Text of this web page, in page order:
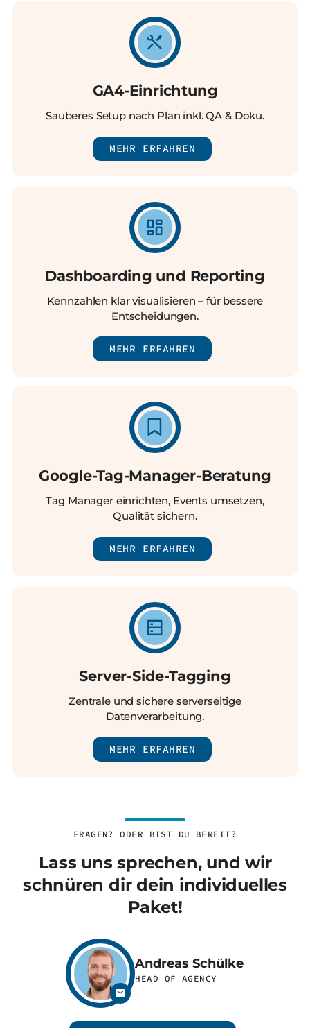
GA4-Einrichtung
Sauberes Setup nach Plan inkl. QA & Doku.
MEHR ERFAHREN
Dashboarding und Reporting
Kennzahlen klar visualisieren – für bessere
Entscheidungen.
MEHR ERFAHREN
Google-Tag-Manager-Beratung
Tag Manager einrichten, Events umsetzen,
Qualität sichern.
MEHR ERFAHREN
Server-Side-Tagging
Zentrale und sichere serverseitige
Datenverarbeitung.
MEHR ERFAHREN
FRAGEN? ODER BIST DU BEREIT?
Lass uns sprechen, und wir
schnüren dir dein individuelles
Paket!
Andreas Schülke
HEAD OF AGENCY